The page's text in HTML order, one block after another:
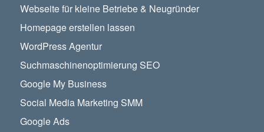
Webseite für kleine Betriebe & Neugründer
Homepage erstellen lassen
WordPress Agentur
Suchmaschinenoptimierung SEO
Google My Business
Social Media Marketing SMM
Google Ads